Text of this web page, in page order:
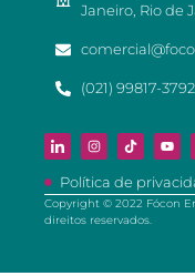
Janeiro, Rio de
(021) 99817-3792
Política de
Copyright © 2022 Fócon
direitos reservados.